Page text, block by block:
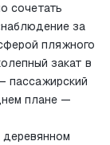
сочетать
за
пляжного
закат в
пассажирский
плане —